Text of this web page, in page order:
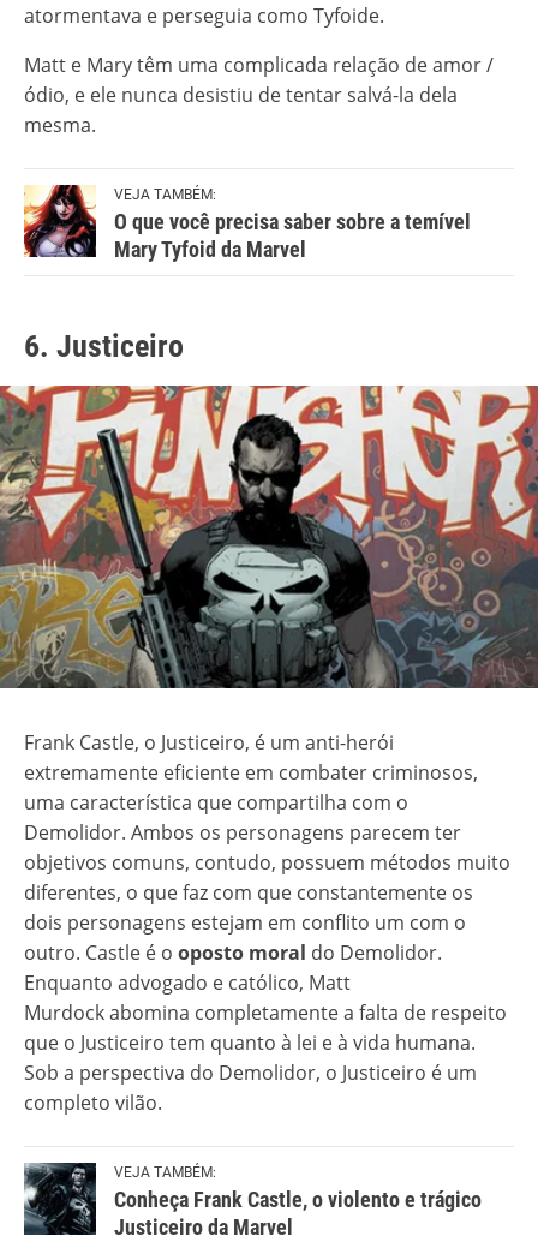
atormentava e perseguia como Tyfoide.
Matt e Mary têm uma complicada relação de amor /
ódio, e ele nunca desistiu de tentar salvá-la dela
mesma.
VEJA TAMBÉM:
O que você precisa saber sobre a temível
Mary Tyfoid da Marvel
6. Justiceiro
Frank Castle, o Justiceiro, é um anti-herói
extremamente eficiente em combater criminosos,
uma característica que compartilha com o
Demolidor. Ambos os personagens parecem ter
objetivos comuns, contudo, possuem métodos muito
diferentes, o que faz com que constantemente os
dois personagens estejam em conflito um com o
outro. Castle é o oposto moral do Demolidor.
Enquanto advogado e católico, Matt
Murdock abomina completamente a falta de respeito
que o Justiceiro tem quanto à lei e à vida humana.
Sob a perspectiva do Demolidor, o Justiceiro é um
completo vilão.
VEJA TAMBÉM:
Conheça Frank Castle, o violento e trágico
Justiceiro da Marvel